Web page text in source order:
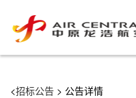
<招标公告 > 公告详情